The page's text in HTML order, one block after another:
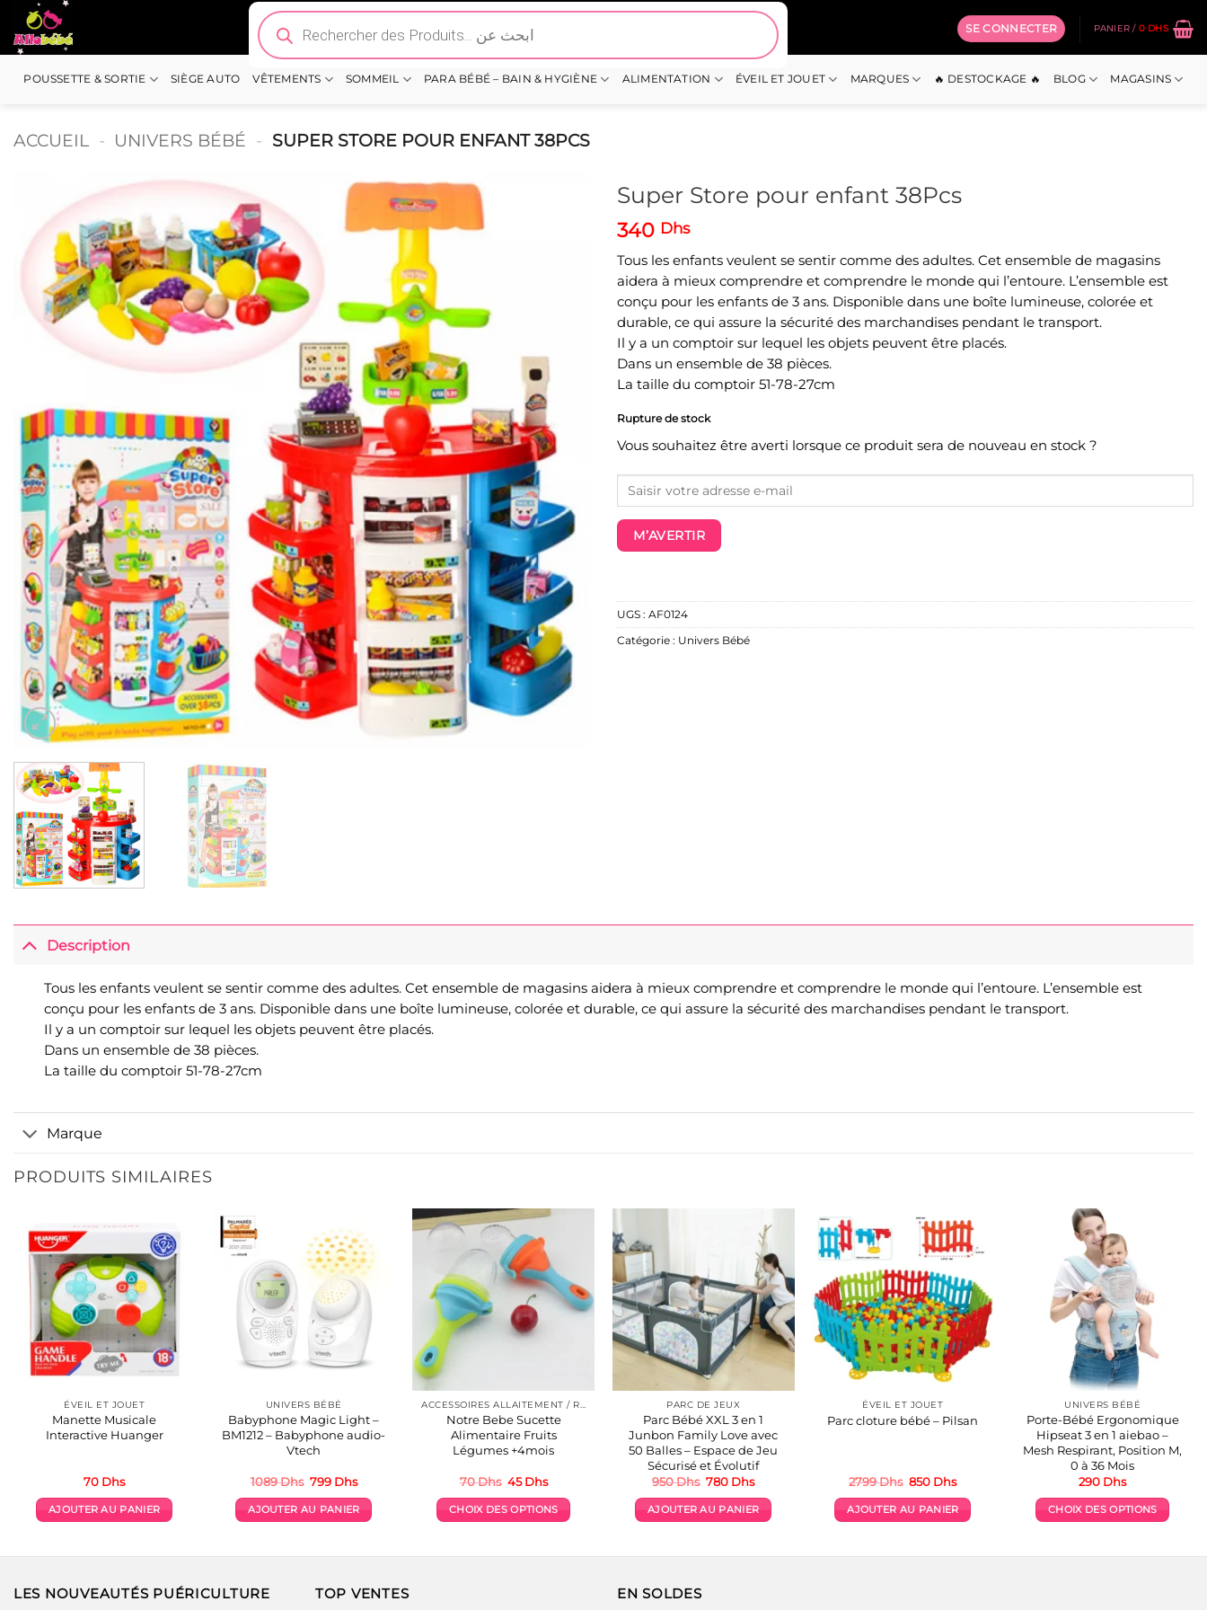
Passer
au
contenu
Recherche
de
produits
SE CONNECTER PANIER / 0 DHS
POUSSETTE & SORTIE SIÈGE AUTO VÊTEMENTS SOMMEIL PARA BÉBÉ – BAIN & HYGIÈNE ALIMENTATION ÉVEIL ET JOUET MARQUES 🔥 DESTOCKAGE 🔥 BLOG MAGASINS
ACCUEIL - UNIVERS BÉBÉ - SUPER STORE POUR ENFANT 38PCS
Super Store pour enfant 38Pcs
340 Dhs
Tous les enfants veulent se sentir comme des adultes. Cet ensemble de magasins
aidera à mieux comprendre et comprendre le monde qui l’entoure. L’ensemble est
conçu pour les enfants de 3 ans. Disponible dans une boîte lumineuse, colorée et
durable, ce qui assure la sécurité des marchandises pendant le transport.
Il y a un comptoir sur lequel les objets peuvent être placés.
Dans un ensemble de 38 pièces.
La taille du comptoir 51-78-27cm
Rupture de stock
Vous souhaitez être averti lorsque ce produit sera de nouveau en stock ?
M’AVERTIR
UGS : AF0124
Catégorie : Univers Bébé
Description
Tous les enfants veulent se sentir comme des adultes. Cet ensemble de magasins aidera à mieux comprendre et comprendre le monde qui l’entoure. L’ensemble est
conçu pour les enfants de 3 ans. Disponible dans une boîte lumineuse, colorée et durable, ce qui assure la sécurité des marchandises pendant le transport.
Il y a un comptoir sur lequel les objets peuvent être placés.
Dans un ensemble de 38 pièces.
La taille du comptoir 51-78-27cm
Marque
PRODUITS SIMILAIRES
ÉVEIL ET JOUET
Manette Musicale
Interactive Huanger
70 Dhs
AJOUTER AU PANIER
UNIVERS BÉBÉ
Babyphone Magic Light –
BM1212 – Babyphone audio-
Vtech
1089Dhs Le
initial
était :
799 DhsLe
actuel
est :
AJOUTER AU PANIER
ACCESSOIRES ALLAITEMENT / REPAS
Notre Bebe Sucette
Alimentaire Fruits
Légumes +4mois
70Dhs Le
initial
était :
45DhsLe
actuel
est :
CHOIX DES OPTIONS
PARC DE JEUX
Parc Bébé XXL 3 en 1
Junbon Family Love avec
50 Balles – Espace de Jeu
Sécurisé et Évolutif
950Dhs Le
initial
était :
780 DhsLe
actuel
est :
AJOUTER AU PANIER
ÉVEIL ET JOUET
Parc cloture bébé – Pilsan
2799Dhs Le
initial
était :
850 DhsLe
actuel
est :
AJOUTER AU PANIER
UNIVERS BÉBÉ
Porte-Bébé Ergonomique
Hipseat 3 en 1 aiebao –
Mesh Respirant, Position M,
0 à 36 Mois
290 Dhs
CHOIX DES OPTIONS
LES NOUVEAUTÉS PUÉRICULTURE TOP VENTES EN SOLDES